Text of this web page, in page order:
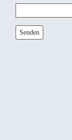
Senden